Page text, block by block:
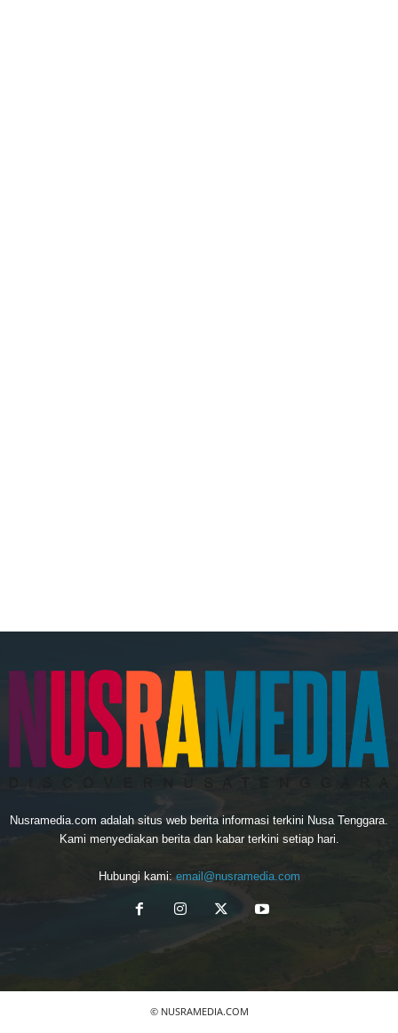
Nusramedia.com adalah situs web berita informasi terkini Nusa Tenggara.
Kami menyediakan berita dan kabar terkini setiap hari.
Hubungi kami: email@nusramedia.com
© NUSRAMEDIA.COM